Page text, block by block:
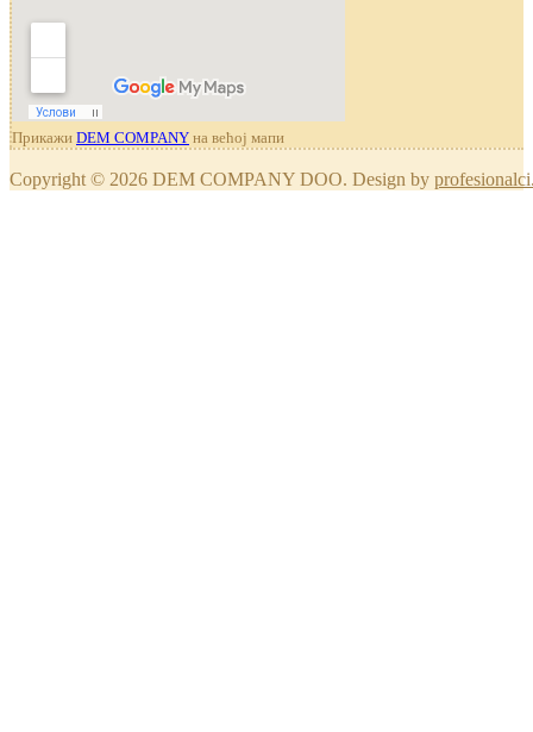
Прикажи DEM COMPANY на већој мапи
Copyright © 2026 DEM COMPANY DOO. Design by